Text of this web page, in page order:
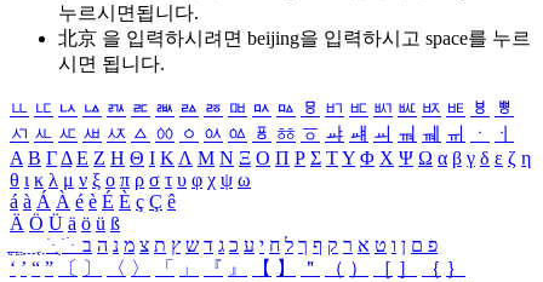
누르시면됩니다.
北京 을 입력하시려면 beijing을 입력하시고 space를 누르
시면 됩니다.
ㅥ ㅦ ㅧ ㅨ ㅩ ㅪ ㅫ ㅬ ㅭ ㅮ ㅯ ㅰ ㅱ ㅲ ㅳ ㅴ ㅵ ㅶ ㅷ ㅸ
ㅹ
ㅺ ㅻ ㅼ ㅽ ㅾ ㅿ ㆀ ㆁ ㆂ ㆃ ㆄ ㆅ ㆆ ㆇ ㆈ ㆉ ㆊ ㆋ ㆌ ㆍ
ㆎ
Α Β ΓΔ Ε Ζ Η Θ Ι ΚΛ Μ Ν Ξ Ο Π Ρ Σ ΤΥ Φ Χ Ψ Ω α β γ δ ε ζ η
θ ι κ λ μ ν ξ ο π ρ σ τ υ φ χ ψ ω
á à Á À é è É È ç Ç ê
Ä Ö Ü ä ö ü ß
ִֶֹ ֻּ ׁׂ פ ם ן ו ט א ר ק ף ך ל ח י ע כ ג ד ש ץ ת צ מ נ ה ב
‘ ’ “ ” 〔 〕 〈 〉 「 」 『 』 【 】 ＂ （ ） ［ ］ ｛ ｝